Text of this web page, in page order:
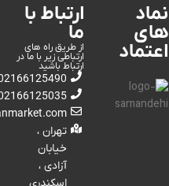
نماد
های
اعتماد
ارتباط با
ما
از طریق راه های
ارتباطی زیر با ما در
ارتباط باشید
تهران ،
خیابان
آزادی ،
اسکندری